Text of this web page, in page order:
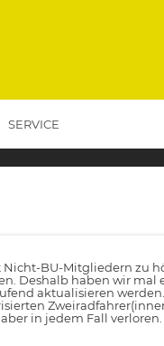
SERVICE
BU-Mitgliedern zu
Deshalb haben wir mal
aktualisieren werden.
in jedem Fall verloren.